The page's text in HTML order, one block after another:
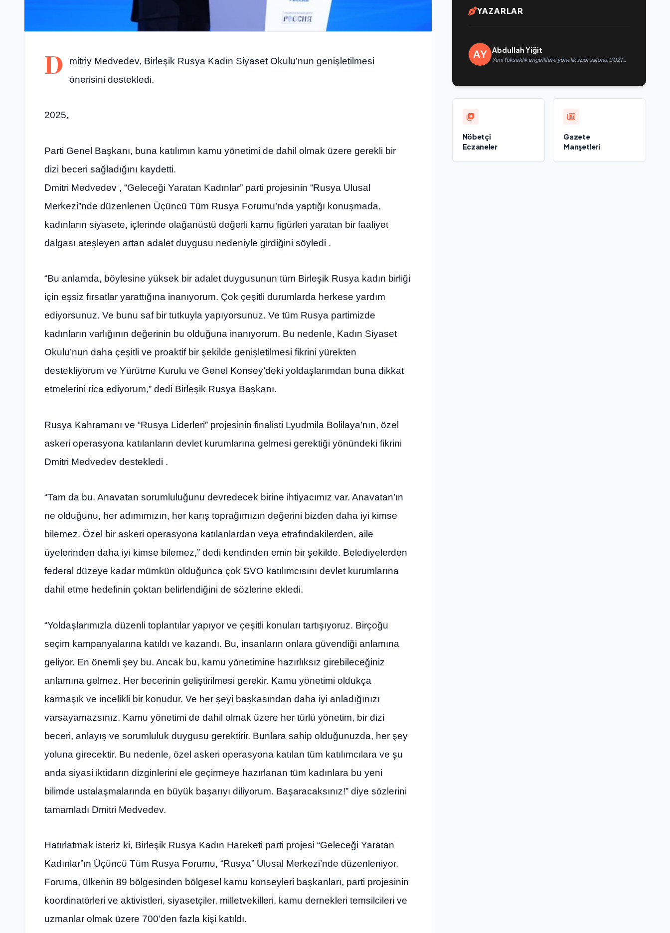
D
mitriy Medvedev, Birleşik Rusya Kadın Siyaset Okulu’nun genişletilmesi
önerisini destekledi.
2025,
Parti Genel Başkanı, buna katılımın kamu yönetimi de dahil olmak üzere gerekli bir
dizi beceri sağladığını kaydetti.
Dmitri Medvedev , “Geleceği Yaratan Kadınlar” parti projesinin “Rusya Ulusal
Merkezi”nde düzenlenen Üçüncü Tüm Rusya Forumu’nda yaptığı konuşmada,
kadınların siyasete, içlerinde olağanüstü değerli kamu figürleri yaratan bir faaliyet
dalgası ateşleyen artan adalet duygusu nedeniyle girdiğini söyledi .
“Bu anlamda, böylesine yüksek bir adalet duygusunun tüm Birleşik Rusya kadın birliği
için eşsiz fırsatlar yarattığına inanıyorum. Çok çeşitli durumlarda herkese yardım
ediyorsunuz. Ve bunu saf bir tutkuyla yapıyorsunuz. Ve tüm Rusya partimizde
kadınların varlığının değerinin bu olduğuna inanıyorum. Bu nedenle, Kadın Siyaset
Okulu’nun daha çeşitli ve proaktif bir şekilde genişletilmesi fikrini yürekten
destekliyorum ve Yürütme Kurulu ve Genel Konsey’deki yoldaşlarımdan buna dikkat
etmelerini rica ediyorum,” dedi Birleşik Rusya Başkanı.
Rusya Kahramanı ve “Rusya Liderleri” projesinin finalisti Lyudmila Bolilaya’nın, özel
askeri operasyona katılanların devlet kurumlarına gelmesi gerektiği yönündeki fikrini
Dmitri Medvedev destekledi .
“Tam da bu. Anavatan sorumluluğunu devredecek birine ihtiyacımız var. Anavatan’ın
ne olduğunu, her adımımızın, her karış toprağımızın değerini bizden daha iyi kimse
bilemez. Özel bir askeri operasyona katılanlardan veya etrafındakilerden, aile
üyelerinden daha iyi kimse bilemez,” dedi kendinden emin bir şekilde. Belediyelerden
federal düzeye kadar mümkün olduğunca çok SVO katılımcısını devlet kurumlarına
dahil etme hedefinin çoktan belirlendiğini de sözlerine ekledi.
“Yoldaşlarımızla düzenli toplantılar yapıyor ve çeşitli konuları tartışıyoruz. Birçoğu
seçim kampanyalarına katıldı ve kazandı. Bu, insanların onlara güvendiği anlamına
geliyor. En önemli şey bu. Ancak bu, kamu yönetimine hazırlıksız girebileceğiniz
anlamına gelmez. Her becerinin geliştirilmesi gerekir. Kamu yönetimi oldukça
karmaşık ve incelikli bir konudur. Ve her şeyi başkasından daha iyi anladığınızı
varsayamazsınız. Kamu yönetimi de dahil olmak üzere her türlü yönetim, bir dizi
beceri, anlayış ve sorumluluk duygusu gerektirir. Bunlara sahip olduğunuzda, her şey
yoluna girecektir. Bu nedenle, özel askeri operasyona katılan tüm katılımcılara ve şu
anda siyasi iktidarın dizginlerini ele geçirmeye hazırlanan tüm kadınlara bu yeni
bilimde ustalaşmalarında en büyük başarıyı diliyorum. Başaracaksınız!” diye sözlerini
tamamladı Dmitri Medvedev.
Hatırlatmak isteriz ki, Birleşik Rusya Kadın Hareketi parti projesi “Geleceği Yaratan
Kadınlar”ın Üçüncü Tüm Rusya Forumu, “Rusya” Ulusal Merkezi’nde düzenleniyor.
Foruma, ülkenin 89 bölgesinden bölgesel kamu konseyleri başkanları, parti projesinin
koordinatörleri ve aktivistleri, siyasetçiler, milletvekilleri, kamu dernekleri temsilcileri ve
uzmanlar olmak üzere 700’den fazla kişi katıldı.
YAZARLAR
Abdullah Yiğit
Yeni Yükseklik engellilere yönelik spor salonu, 2021
Nöbetçi
Eczaneler
Gazete
Manşetleri